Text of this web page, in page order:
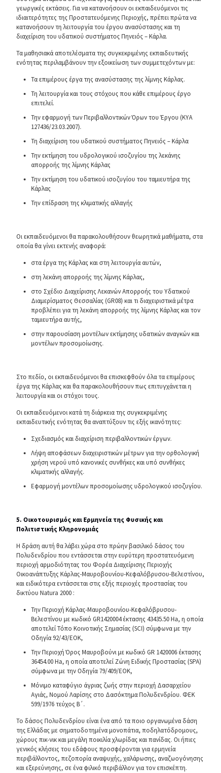
γεωργικές εκτάσεις. Για να κατανοήσουν οι εκπαιδευόμενοι τις
ιδιαιτερότητες της Προστατευόμενης Περιοχής, πρέπει πρώτα να
κατανοήσουν τη λειτουργία του έργου ανασύστασης και τη
διαχείριση του υδατικού συστήματος Πηνειός – Κάρλα.
Τα μαθησιακά αποτελέσματα της συγκεκριμένης εκπαιδευτικής
ενότητας περιλαμβάνουν την εξοικείωση των συμμετεχόντων με:
Τα επιμέρους έργα της ανασύστασης της λίμνης Κάρλας.
Τη λειτουργία και τους στόχους που κάθε επιμέρους έργο
επιτελεί.
Την εφαρμογή των Περιβαλλοντικών Όρων του Έργου (ΚΥΑ
127436/23.03.2007).
Τη διαχείριση του υδατικού συστήματος Πηνειός – Κάρλα
Την εκτίμηση του υδρολογικού ισοζυγίου της λεκάνης
απορροής της λίμνης Κάρλας
Την εκτίμηση του υδατικού ισοζυγίου του ταμιευτήρα της
Κάρλας
Την επίδραση της κλιματικής αλλαγής
Οι εκπαιδευόμενοι θα παρακολουθήσουν θεωρητικά μαθήματα, στα
οποία θα γίνει εκτενής αναφορά:
στα έργα της Κάρλας και στη λειτουργία αυτών,
στη λεκάνη απορροής της λίμνης Κάρλας,
στο Σχέδιο Διαχείρισης Λεκανών Απορροής του Υδατικού
Διαμερίσματος Θεσσαλίας (GR08) και τι διαχειριστικά μέτρα
προβλέπει για τη λεκάνη απορροής της λίμνης Κάρλας και τον
ταμιευτήρα αυτής,
στην παρουσίαση μοντέλων εκτίμησης υδατικών αναγκών και
μοντέλων προσομοίωσης.
Στο πεδίο, οι εκπαιδευόμενοι θα επισκεφθούν όλα τα επιμέρους
έργα της Κάρλας και θα παρακολουθήσουν πως επιτυγχάνεται η
λειτουργία και οι στόχοι τους.
Οι εκπαιδευόμενοι κατά τη διάρκεια της συγκεκριμένης
εκπαιδευτικής ενότητας θα αναπτύξουν τις εξής ικανότητες:
Σχεδιασμός και διαχείριση περιβαλλοντικών έργων.
Λήψη αποφάσεων διαχειριστικών μέτρων για την ορθολογική
χρήση νερού υπό κανονικές συνθήκες και υπό συνθήκες
κλιματικής αλλαγής.
Εφαρμογή μοντέλων προσομοίωσης υδρολογικού ισοζυγίου.
5. Οικοτουρισμός και Ερμηνεία της Φυσικής και
Πολιτιστικής Κληρονομιάς
Η δράση αυτή θα λάβει χώρα στο πρώην βασιλικό δάσος του
Πολυδενδρίου που εντάσσεται στην ευρύτερη προστατευόμενη
περιοχή αρμοδιότητας του Φορέα Διαχείρισης Περιοχής
Οικοανάπτυξης Κάρλας-Μαυροβουνίου-Κεφαλόβρυσου-Βελεστίνου,
και ειδικότερα εντάσσεται στις εξής περιοχές προστασίας του
δικτύου Natura 2000 :
Την Περιοχή Κάρλας-Μαυροβουνίου-Κεφαλόβρυσου-
Βελεστίνου με κωδικό GR1420004 έκτασης 43435.50 Ηa, η οποία
αποτελεί Τόπο Κοινοτικής Σημασίας (SCI) σύμφωνα με την
Οδηγία 92/43/ΕΟΚ,
Την Περιοχή Όρος Μαυροβούνι με κωδικό GR 1420006 έκτασης
36454.00 Ha, η οποία αποτελεί Ζώνη Ειδικής Προστασίας (SPA)
σύμφωνα με την Οδηγία 79/409/ΕΟΚ,
Μόνιμο καταφύγιο άγριας ζωής στην περιοχή Δασαρχείου
Αγιάς, Νομού Λαρίσης στο Δασόκτημα Πολυδενδρίου. ΦΕΚ
599/1976 τεύχος Β΄.
Το δάσος Πολυδενδρίου είναι ένα από τα ποιο οργανωμένα δάση
της Ελλάδας με σηματοδοτημένα μονοπάτια, ποδηλατόδρομους,
χώρους πικ-νικ και μεγάλη ποικιλία χλωρίδας και πανίδας. Οι ήπιες
γενικός κλήσεις του εδάφους προσφέρονται για ερμηνεία
περιβάλλοντος, πεζοπορία αναψυχής, χαλάρωσης, αναζωογόνησης
και εξερεύνησης, σε ένα φιλικό περιβάλλον για τον επισκέπτη.